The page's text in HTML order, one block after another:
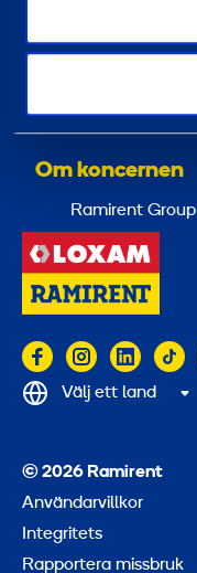
Hyra
Utbildningar
Om koncernen
Ramirent Group
© 2026 Ramirent
Användarvillkor
Integritets
Rapportera missbruk
Välj ett land